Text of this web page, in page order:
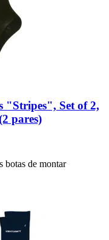
"Stripes", Set of 2,
pares)
botas de montar